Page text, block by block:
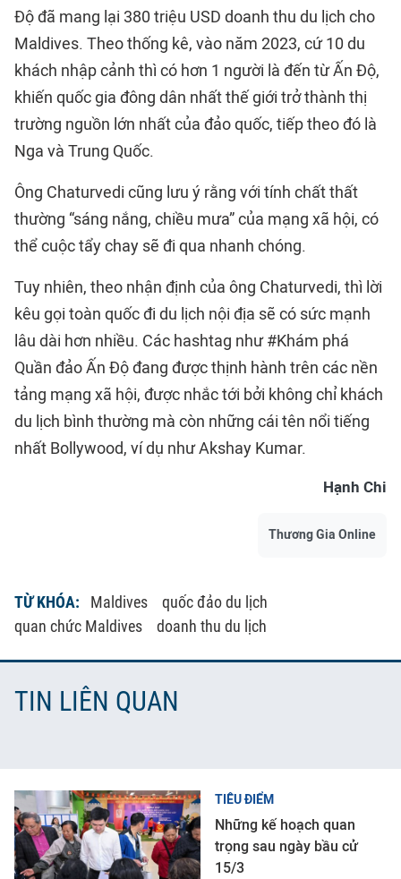
Độ đã mang lại 380 triệu USD doanh thu du lịch cho
Maldives. Theo thống kê, vào năm 2023, cứ 10 du
khách nhập cảnh thì có hơn 1 người là đến từ Ấn Độ,
khiến quốc gia đông dân nhất thế giới trở thành thị
trường nguồn lớn nhất của đảo quốc, tiếp theo đó là
Nga và Trung Quốc.
Ông Chaturvedi cũng lưu ý rằng với tính chất thất
thường “sáng nắng, chiều mưa” của mạng xã hội, có
thể cuộc tẩy chay sẽ đi qua nhanh chóng.
Tuy nhiên, theo nhận định của ông Chaturvedi, thì lời
kêu gọi toàn quốc đi du lịch nội địa sẽ có sức mạnh
lâu dài hơn nhiều. Các hashtag như #Khám phá
Quần đảo Ấn Độ đang được thịnh hành trên các nền
tảng mạng xã hội, được nhắc tới bởi không chỉ khách
du lịch bình thường mà còn những cái tên nổi tiếng
nhất Bollywood, ví dụ như Akshay Kumar.
Hạnh Chi
Thương Gia Online
TỪ KHÓA: Maldives
quốc đảo du lịch
quan chức Maldives
doanh thu du lịch
TIN LIÊN QUAN
TIÊU ĐIỂM
Những kế hoạch quan
trọng sau ngày bầu cử
15/3